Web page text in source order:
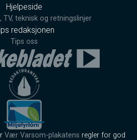
Hjelpeside
TV, teknisk og retningslinjer
redaksjonen
Tips oss
Vær Varsom-plakatens regler for god